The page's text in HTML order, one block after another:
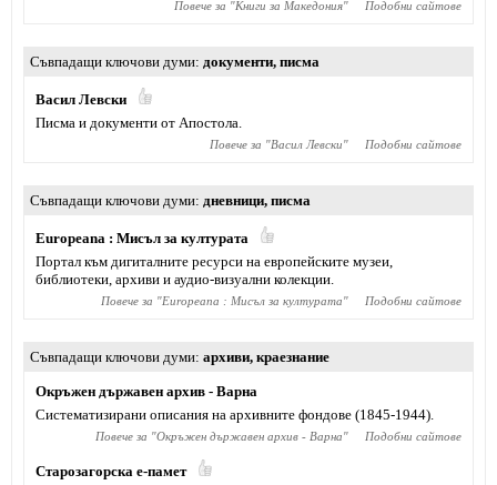
Повече за "Книги за Македония" Подобни сайтове
Съвпадащи ключови думи документи, писма
Васил Левски
Писма и документи от Апостола.
Повече за "Васил Левски" Подобни сайтове
Съвпадащи ключови думи дневници, писма
Europeana : Мисъл за културата
Портал към дигиталните ресурси на европейските музеи,
библиотеки, архиви и аудио-визуални колекции.
Повече за "Europeana : Мисъл за културата" Подобни сайтове
Съвпадащи ключови думи архиви, краезнание
Окръжен държавен архив - Варна
Систематизирани описания на архивните фондове (1845-1944).
Повече за "Окръжен държавен архив - Варна" Подобни сайтове
Старозагорска е-памет